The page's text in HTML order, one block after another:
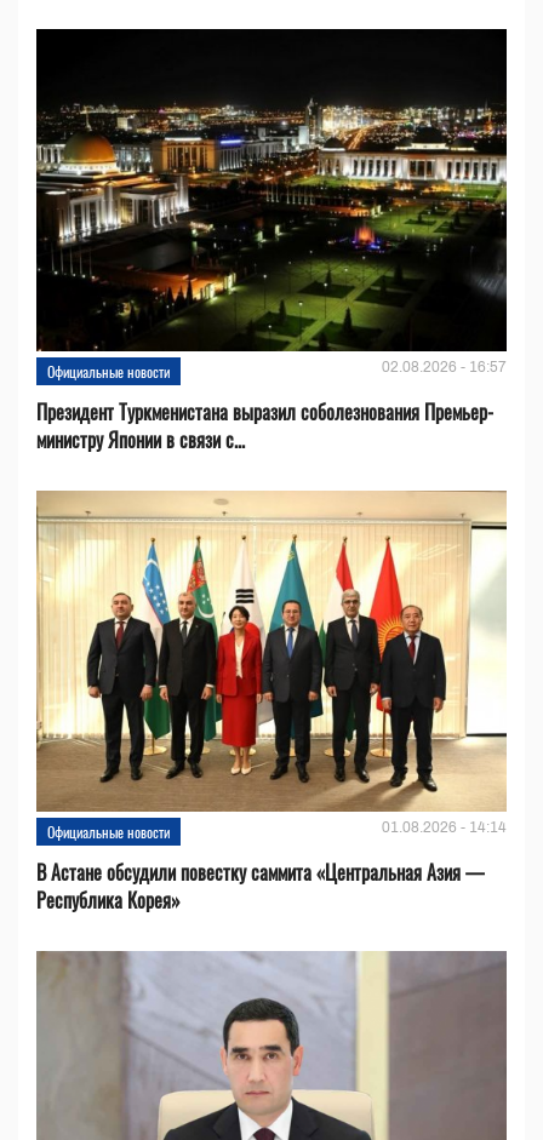
Официальные новости 02.08.2026 - 16:57
Президент Туркменистана выразил соболезнования Премьер-
министру Японии в связи с...
Официальные новости 01.08.2026 - 14:14
В Астане обсудили повестку саммита «Центральная Азия —
Республика Корея»